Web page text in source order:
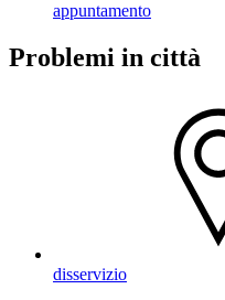
appuntamento
Problemi in città
disservizio